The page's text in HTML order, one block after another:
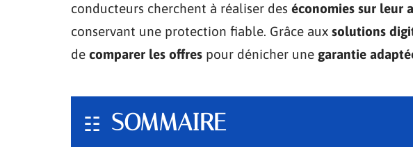
conducteurs cherchent à réaliser des économies sur leur
conservant une protection fiable. Grâce aux solutions
de comparer les offres pour dénicher une garantie
SOMMAIRE